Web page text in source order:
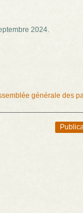
2024.
générale des